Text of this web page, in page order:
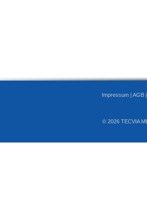
Impressum | AGB
© 2026 TECVIA